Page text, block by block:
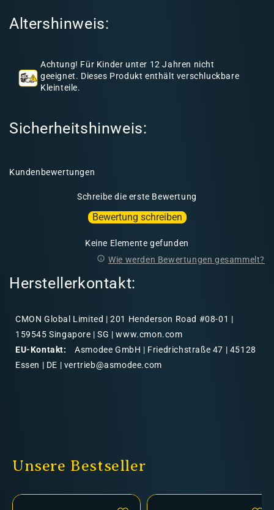
n
Altershinweis:
Achtung! Für Kinder unter 12 Jahren nicht
geeignet. Dieses Produkt enthält verschluckbare
Kleinteile.
Sicherheitshinweis:
Kundenbewertungen
Schreibe die erste Bewertung
Bewertung schreiben
Keine Elemente gefunden
Wie werden Bewertungen gesammelt?
Herstellerkontakt:
CMON Global Limited | 201 Henderson Road #08-01 |
159545 Singapore | SG | www.cmon.com
EU-Kontakt:
Asmodee GmbH | Friedrichstraße 47 | 45128
Essen | DE | vertrieb@asmodee.com
Unsere Bestseller